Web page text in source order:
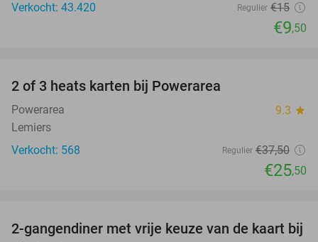
Verkocht: 43.420
Regulier €15
€9,50
2 of 3 heats karten bij Powerarea
Powerarea 9.3 star
Lemiers
Verkocht: 568
Regulier €37,50
€25,50
23%
2-gangendiner met vrije keuze van de kaart bij